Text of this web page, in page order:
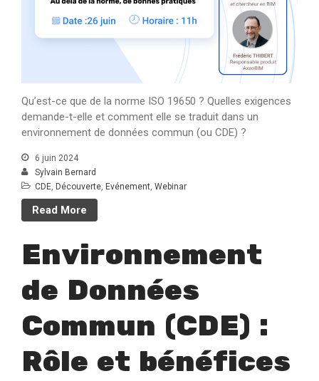
Qu’est-ce que de la norme ISO 19650 ? Quelles exigences
demande-t-elle et comment elle se traduit dans un
environnement de données commun (ou CDE) ?
6 juin 2024
Sylvain Bernard
CDE, Découverte, Evénement, Webinar
Read More
Environnement
de Données
Commun (CDE) :
Rôle et bénéfices